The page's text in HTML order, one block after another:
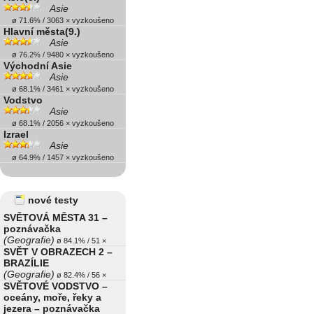
Asie
ø 71.6% / 3063 × vyzkoušeno
Hlavní města(9.)
Asie
ø 76.2% / 9480 × vyzkoušeno
Východní Asie
Asie
ø 68.1% / 3461 × vyzkoušeno
Vodstvo
Asie
ø 68.1% / 2056 × vyzkoušeno
Izrael
Asie
ø 64.9% / 1457 × vyzkoušeno
nové testy
SVĚTOVÁ MĚSTA 31 –
poznávačka
(Geografie) ø 84.1% / 51 ×
SVĚT V OBRAZECH 2 –
BRAZÍLIE
(Geografie) ø 82.4% / 56 ×
SVĚTOVÉ VODSTVO –
oceány, moře, řeky a
jezera – poznávačka